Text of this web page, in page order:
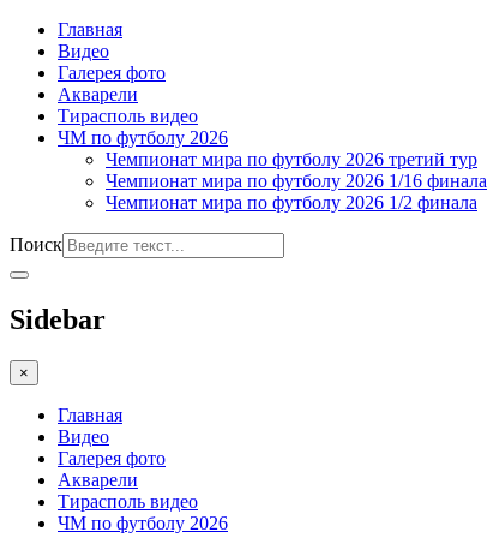
Главная
Видео
Галерея фото
Акварели
Тирасполь видео
ЧМ по футболу 2026
Чемпионат мира по футболу 2026 третий тур
Чемпионат мира по футболу 2026 1/16 финала
Чемпионат мира по футболу 2026 1/2 финала
Поиск
Sidebar
×
Главная
Видео
Галерея фото
Акварели
Тирасполь видео
ЧМ по футболу 2026